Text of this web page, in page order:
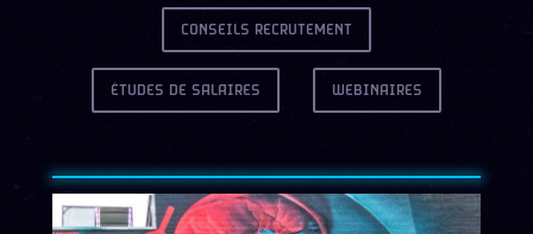
CONSEILS RECRUTEMENT
ÉTUDES DE SALAIRES WEBINAIRES